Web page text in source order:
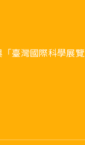
臺灣國際科學展覽